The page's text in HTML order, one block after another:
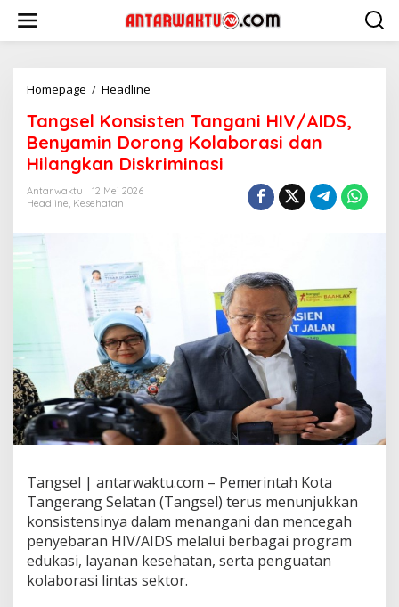
konten
Homepage / Headline
Tangani
HIV/AIDS,
Benyamin
Dorong
Tangsel Konsisten Tangani HIV/AIDS,
Benyamin Dorong Kolaborasi dan
Hilangkan Diskriminasi
Antarwaktu
12 Mei 2026
Headline, Kesehatan
Tangsel | antarwaktu.com – Pemerintah Kota
Tangerang Selatan (Tangsel) terus menunjukkan
konsistensinya dalam menangani dan mencegah
penyebaran HIV/AIDS melalui berbagai program
edukasi, layanan kesehatan, serta penguatan
kolaborasi lintas sektor.